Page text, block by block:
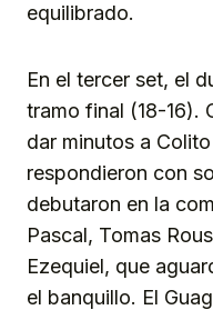
equilibrado.
En el tercer set, el
tramo final (18-16).
dar minutos a
respondieron con
debutaron en la
Pascal, Tomas
Ezequiel, que
el banquillo. El